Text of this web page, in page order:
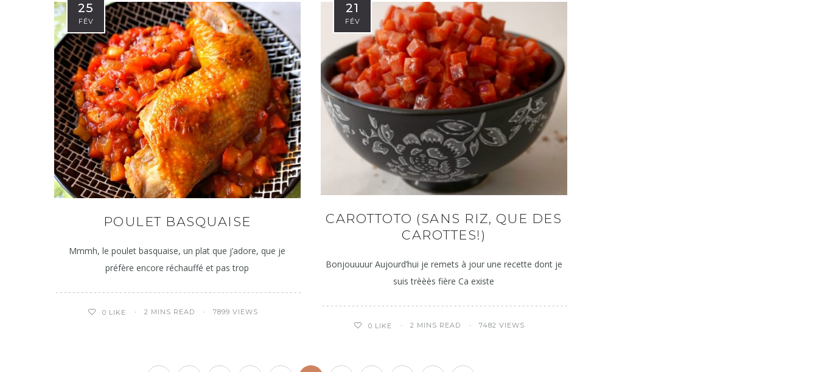
25
FÉV
POULET BASQUAISE
Mmmh, le poulet basquaise, un plat que j’adore, que je
préfère encore réchauffé et pas trop
0 LIKE 2 MINS READ 7899 VIEWS
21
FÉV
CAROTTOTO (SANS RIZ, QUE DES
CAROTTES!)
Bonjouuuur Aujourd’hui je remets à jour une recette dont je
suis trèèès fière Ca existe
0 LIKE 2 MINS READ 7482 VIEWS